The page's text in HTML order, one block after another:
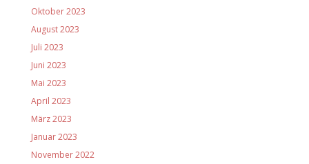
Oktober 2023
August 2023
Juli 2023
Juni 2023
Mai 2023
April 2023
März 2023
Januar 2023
November 2022